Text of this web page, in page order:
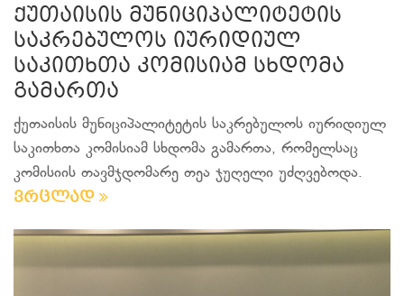
ქუთაისის მუნიციპალიტეტის
საკრებულოს იურიდიულ
საკითხთა კომისიამ სხდომა
გამართა
ქუთაისის მუნიციპალიტეტის საკრებულოს იურიდიულ
საკითხთა კომისიამ სხდომა გამართა, რომელსაც
კომისიის თავმჯდომარე თეა ჯუღელი უძღვებოდა.
ვრცლად